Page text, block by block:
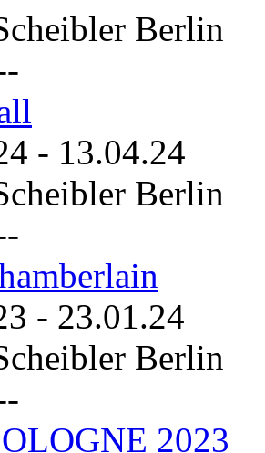
Berlin
- 13.04.24
Berlin
- 23.01.24
Berlin
2023